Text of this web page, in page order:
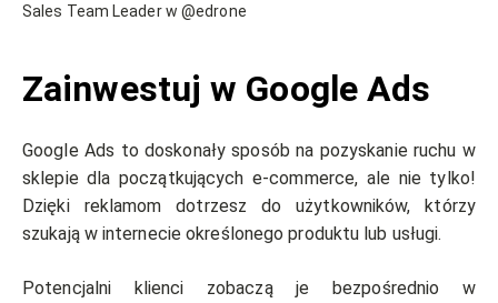
Sales Team Leader w @edrone
Zainwestuj w Google Ads
Google Ads to doskonały sposób na pozyskanie ruchu w
sklepie dla początkujących e-commerce, ale nie tylko!
Dzięki reklamom dotrzesz do użytkowników, którzy
szukają w internecie określonego produktu lub usługi.
Potencjalni klienci zobaczą je bezpośrednio w